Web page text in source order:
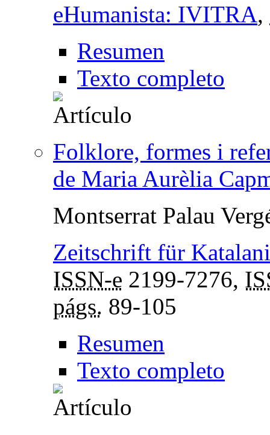
eHumanista: IVITRA,
Resumen
Texto completo
Folklore, formes i
de Maria Aurèlia
Montserrat Palau
Zeitschrift für
ISSN-e 2199-7276,
págs. 89-105
Resumen
Texto completo